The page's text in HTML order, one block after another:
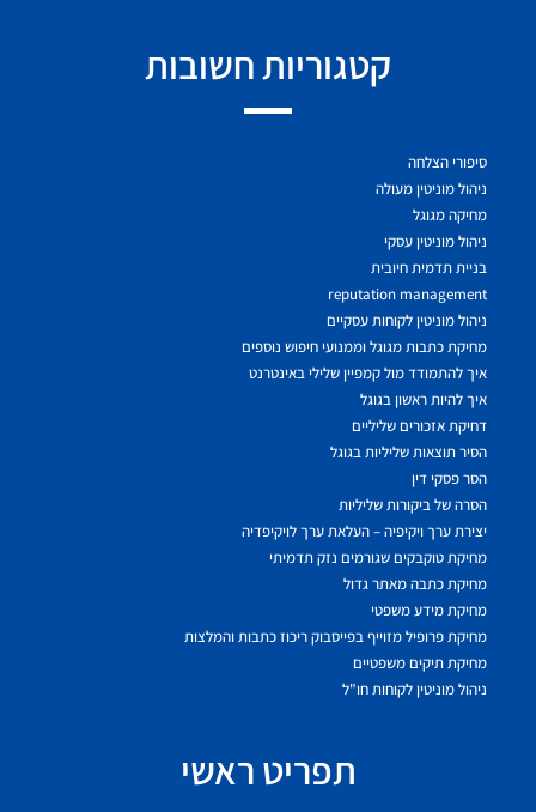
קטגוריות חשובות
סיפורי הצלחה
ניהול מוניטין מעולה
מחיקה מגוגל
ניהול מוניטין עסקי
בניית תדמית חיובית
reputation management
ניהול מוניטין לקוחות עסקיים
מחיקת כתבות מגוגל וממנועי חיפוש נוספים
איך להתמודד מול קמפיין שלילי באינטרנט
איך להיות ראשון בגוגל
דחיקת אזכורים שליליים
הסיר תוצאות שליליות בגוגל
הסר פסקי דין
הסרה של ביקורות שליליות
יצירת ערך ויקיפיה – העלאת ערך לויקיפדיה
מחיקת טוקבקים שגורמים נזק תדמיתי
מחיקת כתבה מאתר גדול
מחיקת מידע משפטי
מחיקת פרופיל מזוייף בפייסבוק ריכוז כתבות והמלצות
מחיקת תיקים משפטיים
ניהול מוניטין לקוחות חו"ל
תפריט ראשי